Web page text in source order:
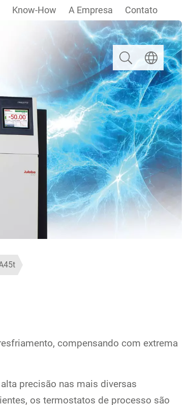
Know-How A Empresa Contato
PesquisarEscolha um
compensando com extrema
precisão nas mais diversas
os termostatos de processo são